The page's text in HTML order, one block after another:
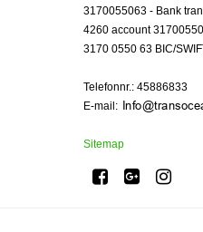
3170055063 - Bank
4260 account
3170 0550 63 BIC/
Telefonnr.: 45886833
E-mail :
Sitemap